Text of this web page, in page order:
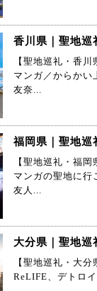
香川県｜聖地巡
【聖地巡礼・香
マンガ／からかい
友奈...
福岡県｜聖地巡
【聖地巡礼・福
マンガの聖地に行
友人...
大分県｜聖地巡
【聖地巡礼・大
ReLIFE、デトロ